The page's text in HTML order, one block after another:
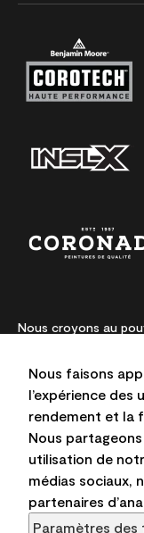
Nous faisons
l’expérience des
rendement et la
Nous
utilisation de
médias sociaux,
partenaires
Paramètres des
Nous croyons au
est notre passion
repoussons sans
privilégions la
terme et la fiabilité
Les couleurs
imprimés peuvent